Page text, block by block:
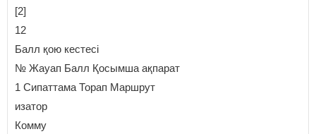
[2]
12
Балл қою кестесі
№ Жауап Балл Қосымша ақпарат
1 Сипаттама Торап Маршрут
изатор
Комму